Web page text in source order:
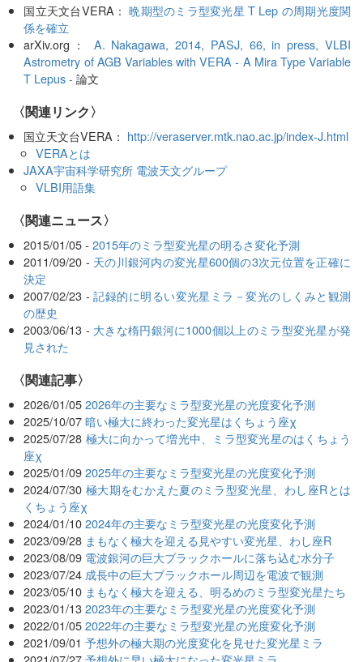
国立天文台VERA：晩期型のミラ型変光星 T Lep の周期光度関
係を確立
arXiv.org： A. Nakagawa, 2014, PASJ, 66, in press, VLBI
Astrometry of AGB Variables with VERA - A Mira Type Variable
T Lepus - 論文
〈関連リンク〉
国立天文台VERA： http://veraserver.mtk.nao.ac.jp/index-J.html
VERAとは
JAXA宇宙科学研究所 電波天文グループ
VLBI用語集
〈関連ニュース〉
2015/01/05 -2015年のミラ型変光星の明るさ変化予測
2011/09/20 - 天の川銀河内の変光星600個の3次元位置を正確に
決定
2007/02/23 -記録的に明るい変光星ミラ－変光のしくみと観測
の歴史
2003/06/13 - 大きな楕円銀河に1000個以上のミラ型変光星が発
見された
関連記事
2026/01/05 2026年の主要なミラ型変光星の光度変化予測
2025/10/07 暗い極大に終わった変光星はくちょう座χ
2025/07/28 極大に向かって増光中、ミラ型変光星のはくちょう
座χ
2025/01/09 2025年の主要なミラ型変光星の光度変化予測
2024/07/30 極大期をむかえた夏のミラ型変光星、わし座Rとは
くちょう座χ
2024/01/10 2024年の主要なミラ型変光星の光度変化予測
2023/09/28 まもなく極大を迎える見やすい変光星、わし座R
2023/08/09 電波銀河の巨大ブラックホールに落ち込む水分子
2023/07/24 成長中の巨大ブラックホール周辺を電波で観測
2023/05/10 まもなく極大を迎える、明るめのミラ型変光星たち
2023/01/13 2023年の主要なミラ型変光星の光度変化予測
2022/01/05 2022年の主要なミラ型変光星の光度変化予測
2021/09/01 予想外の極大期の光度変化を見せた変光星ミラ